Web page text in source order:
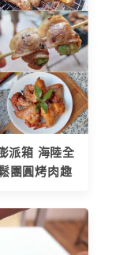
派箱 海陸全
團圓烤肉趣